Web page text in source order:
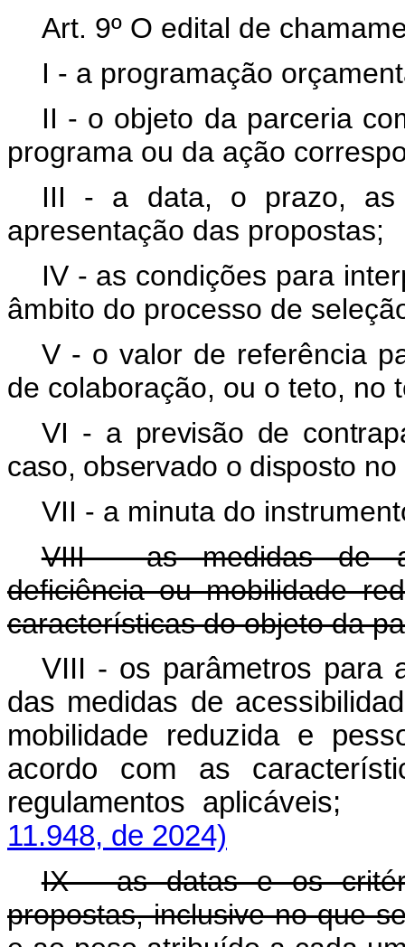
Art. 9º O edital de
I - a programação
II - o objeto da parceria
programa ou da ação
III - a data, o prazo, as
apresentação das propostas;
IV - as condições para
âmbito do processo de
V - o valor de referência
de colaboração, ou o teto, no
VI - a previsão de
caso, observado o disposto no
VII - a minuta do
VIII - as medidas de
deficiência ou mobilidade
características do objeto da
VIII - os parâmetros para
das medidas de
mobilidade reduzida e
acordo com as
regulamentos
11.948, de 2024)
IX - as datas e os
propostas, inclusive no que